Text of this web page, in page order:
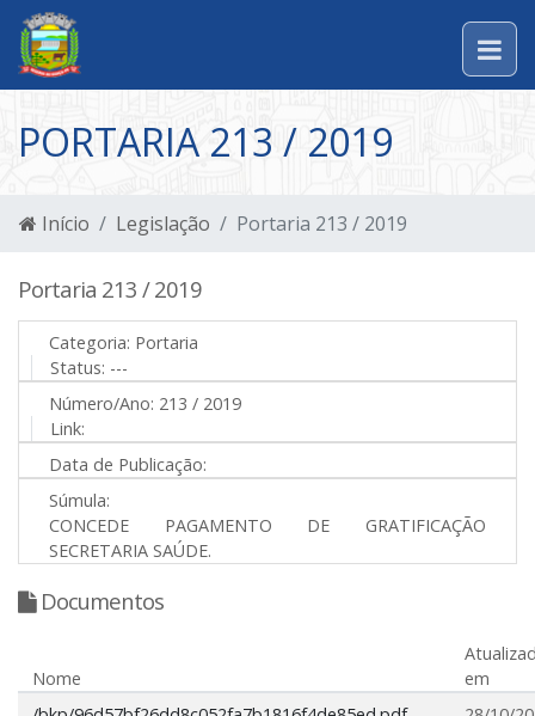
PORTARIA 213 / 2019
Início Legislação Portaria 213 / 2019
Portaria 213 / 2019
Categoria: Portaria
Status: ---
Número/Ano: 213 / 2019
Link:
Data de Publicação:
Súmula:
CONCEDE PAGAMENTO DE GRATIFICAÇÃO
SECRETARIA SAÚDE.
Documentos
Nome
em